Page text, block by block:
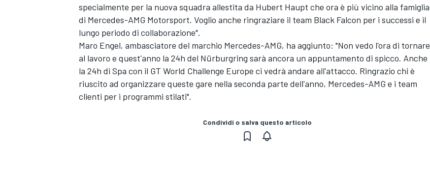
specialmente per la nuova squadra allestita da Hubert Haupt che ora è più vicino alla famiglia
di Mercedes-AMG Motorsport. Voglio anche ringraziare il team Black Falcon per i successi e il
lungo periodo di collaborazione".
Maro Engel, ambasciatore del marchio Mercedes-AMG, ha aggiunto: "Non vedo l'ora di tornare
al lavoro e quest'anno la 24h del Nürburgring sarà ancora un appuntamento di spicco. Anche
la 24h di Spa con il GT World Challenge Europe ci vedrà andare all'attacco. Ringrazio chi è
riuscito ad organizzare queste gare nella seconda parte dell'anno, Mercedes-AMG e i team
clienti per i programmi stilati".
Condividi o salva questo articolo